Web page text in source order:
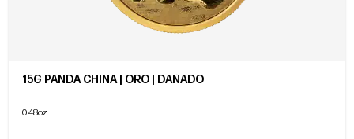
15G PANDA CHINA | ORO | DAÑADO
0.48oz